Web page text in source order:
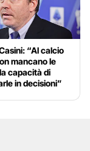
“Al calcio
mancano le
capacità di
in decisioni”